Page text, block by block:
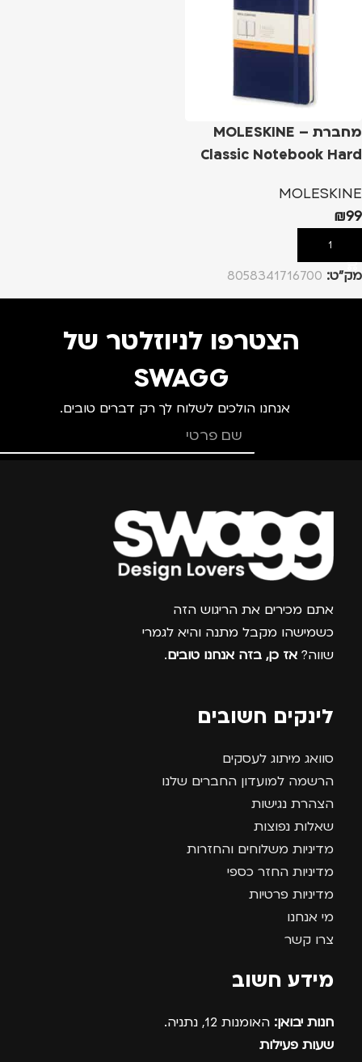
מחברת – MOLESKINE
Classic Notebook Hard
MOLESKINE
₪99
הוספה לסל
מק”ט: 8058341716700
הצטרפו לניוזלטר של
SWAGG
אנחנו הולכים לשלוח לך רק דברים טובים.
צרפו אותי למועדון
אתם מכירים את הריגוש הזה
כשמישהו מקבל מתנה והיא לגמרי
שווה? אז כן, בזה אנחנו טובים.
לינקים חשובים
סוואג מיתוג לעסקים
הרשמה למועדון החברים שלנו
הצהרת נגישות
שאלות נפוצות
מדיניות משלוחים והחזרות
מדיניות החזר כספי
מדיניות פרטיות
מי אנחנו
צרו קשר
מידע חשוב
חנות יבואן: האומנות 12, נתניה.
שעות פעילות